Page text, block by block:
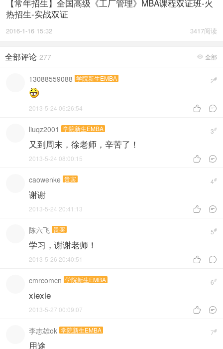
【常年招生】全国高级《工厂管理》MBA课程双证班-火
热招生-实战双证
3417阅读
2016-1-16 15:32
 全部
全部评论 277
2#
13088559088 学院新生EMBA
 
2013-5-24 06:26:54
3#
liuqz2001 学院新生EMBA
又到周末，徐老师，辛苦了！
 
2013-5-24 08:00:15
4#
caowenke 贵宾
谢谢
 
2013-5-24 20:41:13
5#
陈六飞 贵宾
学习，谢谢老师！
 
2013-5-26 20:40:51
6#
cmrcomcn 学院新生EMBA
xiexie
 
2013-5-27 00:09:07
7#
李志雄ok 学院新生EMBA
用途